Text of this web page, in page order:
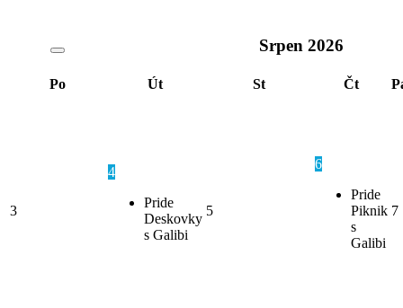
Srpen 2026
Po Út St Čt
3
4
Pride
Deskovky
s Galibi
5
6
Pride
Piknik
s
Galibi
7